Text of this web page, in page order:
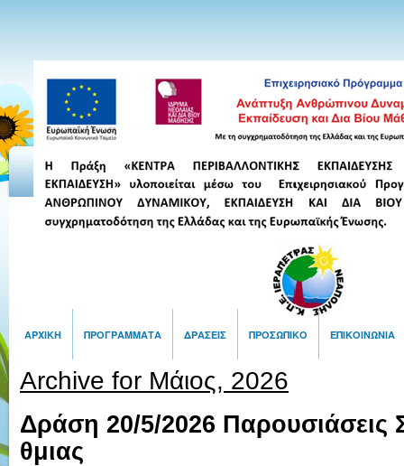
ΑΡΧΙΚΉ ΠΡΟΓΡΆΜΜΑΤΑ ΔΡΆΣΕΙΣ ΠΡΟΣΩΠΙΚΌ ΕΠΙΚΟΙΝΩΝΙΑ
Archive for Μάιος, 2026
Δράση 20/5/2026 Παρουσιάσεις
θμιας